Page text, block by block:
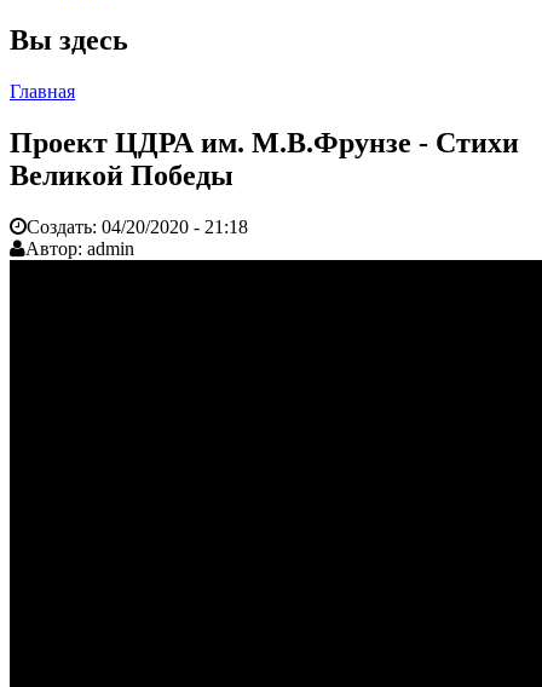
Вы здесь
Главная
Проект ЦДРА им. М.В.Фрунзе - Стихи
Великой Победы
Создать: 04/20/2020 - 21:18
Автор: admin